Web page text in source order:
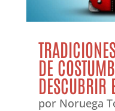
DE
DESCUBRIR
por Noruega